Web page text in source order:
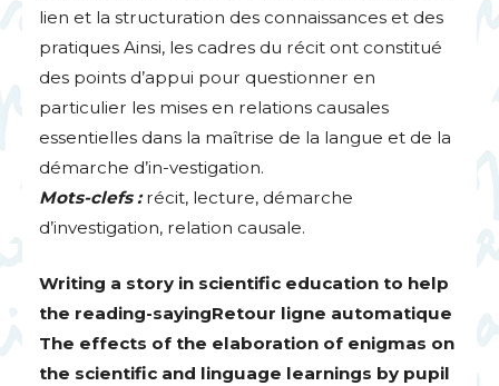
lien et la structuration des connaissances et des
pratiques Ainsi, les cadres du récit ont constitué
des points d’appui pour questionner en
particulier les mises en relations causales
essentielles dans la maîtrise de la langue et de la
démarche d’in-vestigation.
Mots-clefs : récit, lecture, démarche
d’investigation, relation causale.
Writing a story in scientific education to help
the reading-sayingRetour ligne automatique
The effects of the elaboration of enigmas on
the scientific and linguage learnings by pupil